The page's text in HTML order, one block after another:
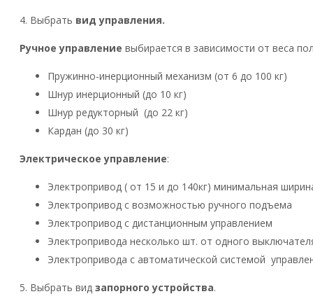
4. Выбрать вид управления.
Ручное управление выбирается в зависимости от веса
Пружинно-инерционный механизм (от 6 до 100 кг)
Шнур инерционный (до 10 кг)
Шнур редукторный (до 22 кг)
Кардан (до 30 кг)
Электрическое управление:
Электропривод ( от 15 и до 140кг) минимальная
Электропривод с возможностью ручного подъема
Электропривод с дистанционным управлением
Электропривода несколько шт. от одного
Электропривода с автоматической системой
5. Выбрать вид запорного устройства.